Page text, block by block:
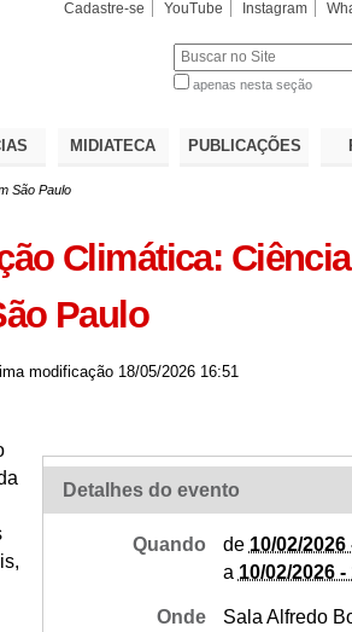
Cadastre-se YouTube Instagram
apenas nesta seção
MIDIATECA PUBLICAÇÕES
São Paulo
Climática:
Paulo
modificação18/05/2026 16:51
Detalhes do evento
Quando de 10/02/2026
a 10/02/2026 -
Onde
Sala Alfredo